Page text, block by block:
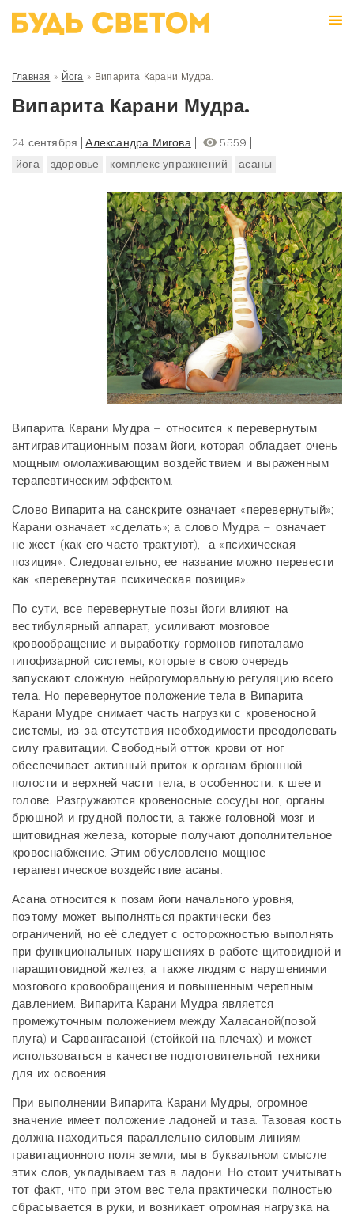
Главная » Йога » Випарита Карани Мудра.
Випарита Карани Мудра.
24 сентября Александра Мигова
5559
йога
здоровье комплекс упражнений асаны
Випарита Карани Мудра – относится к перевернутым
антигравитационным позам йоги, которая обладает очень
мощным омолаживающим воздействием и выраженным
терапевтическим эффектом.
Слово Випарита на санскрите означает «перевернутый»;
Карани означает «сделать»; а слово Мудра – означает
не жест (как его часто трактуют), а «психическая
позиция». Следовательно, ее название можно перевести
как «перевернутая психическая позиция».
По сути, все перевернутые позы йоги влияют на
вестибулярный аппарат, усиливают мозговое
кровообращение и выработку гормонов гипоталамо-
гипофизарной системы, которые в свою очередь
запускают сложную нейрогуморальную регуляцию всего
тела. Но перевернутое положение тела в Випарита
Карани Мудре снимает часть нагрузки с кровеносной
системы, из-за отсутствия необходимости преодолевать
силу гравитации. Свободный отток крови от ног
обеспечивает активный приток к органам брюшной
полости и верхней части тела, в особенности, к шее и
голове. Разгружаются кровеносные сосуды ног, органы
брюшной и грудной полости, а также головной мозг и
щитовидная железа, которые получают дополнительное
кровоснабжение. Этим обусловлено мощное
терапевтическое воздействие асаны.
Асана относится к позам йоги начального уровня,
поэтому может выполняться практически без
ограничений, но её следует с осторожностью выполнять
при функциональных нарушениях в работе щитовидной и
паращитовидной желез, а также людям с нарушениями
мозгового кровообращения и повышенным черепным
давлением. Випарита Карани Мудра является
промежуточным положением между Халасаной(позой
плуга) и Сарвангасаной (стойкой на плечах) и может
использоваться в качестве подготовительной техники
для их освоения.
При выполнении Випарита Карани Мудры, огромное
значение имеет положение ладоней и таза. Тазовая кость
должна находиться параллельно силовым линиям
гравитационного поля земли, мы в буквальном смысле
этих слов, укладываем таз в ладони. Но стоит учитывать
тот факт, что при этом вес тела практически полностью
сбрасывается в руки, и возникает огромная нагрузка на